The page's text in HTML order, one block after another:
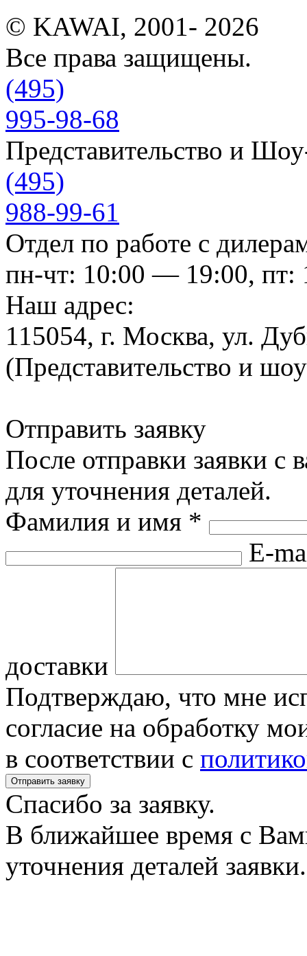
© KAWAI, 2001- 2026
Все права защищены.
(495)
995-98-68
Представительство и
(495)
988-99-61
Отдел по работе с
пн-чт: 10:00 — 19:00, пт:
Наш адрес:
115054, г. Москва, ул.
(Представительство и
Отправить заявку
После отправки заявки с
для уточнения деталей.
Фамилия и имя *
E-
доставки
Подтверждаю, что мне
согласие на обработку
в соответствии с
Спасибо за заявку.
В ближайшее время с
уточнения деталей заявки.